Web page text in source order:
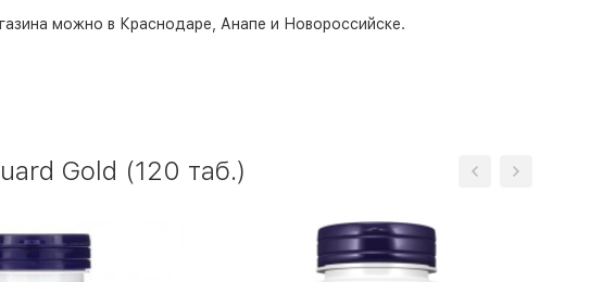
можно в Краснодаре, Анапе и Новороссийске.
Gold (120 таб.)